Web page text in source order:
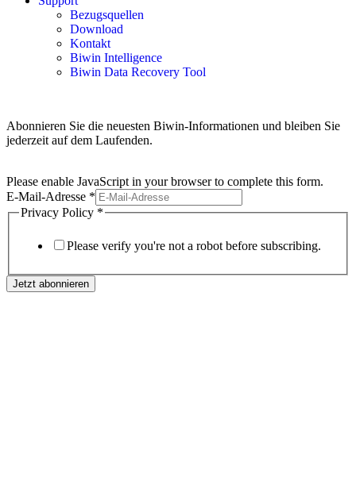
Bezugsquellen
Download
Kontakt
Biwin Intelligence
Biwin Data Recovery Tool
Abonnieren Sie die neuesten Biwin-Informationen und bleiben Sie
jederzeit auf dem Laufenden.
Please enable JavaScript in your browser to complete this form.
E-Mail-Adresse *
Privacy Policy *
Please verify you're not a robot before subscribing.
Jetzt abonnieren